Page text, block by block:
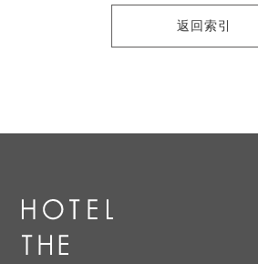
返回索引